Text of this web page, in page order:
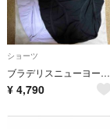
ショーツ
ブラデリスニューヨークのショーツ2枚セット Lサイズ
¥ 4,790